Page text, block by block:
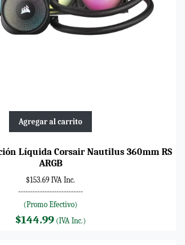
Agregar al carrito
Líquida Corsair Nautilus 360mm RS
ARGB
$153.69 IVA Inc.
---------------------------
(Promo Efectivo)
$144.99 (IVA Inc.)